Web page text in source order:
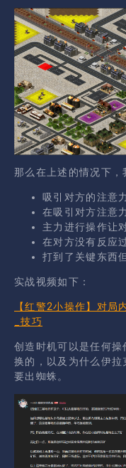
那么在上述的情况下，
吸引对方的注意
在吸引对方注意
主力进行操作让
在对方没有反应
打到了关键东西
实战视频如下：
【红警2小操作】对
_技巧
创造时机可以是任何操
换的，以及为什么伊拉
要出蜘蛛。